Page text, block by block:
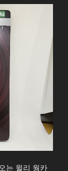
는 윌리 웡카